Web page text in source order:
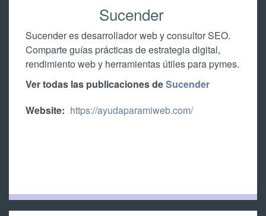
Sucender
Sucender es desarrollador web y consultor SEO.
Comparte guías prácticas de estrategia digital,
rendimiento web y herramientas útiles para pymes.
Ver todas las publicaciones deSucender
Website: https://ayudaparamiweb.com/